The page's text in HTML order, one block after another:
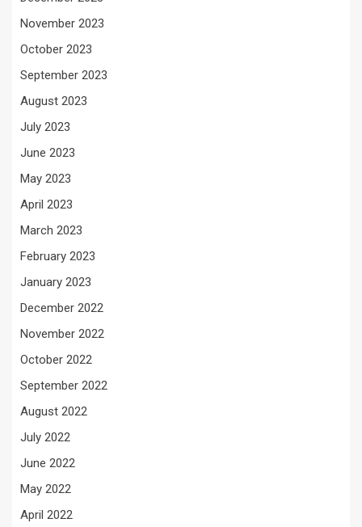
November 2023
October 2023
September 2023
August 2023
July 2023
June 2023
May 2023
April 2023
March 2023
February 2023
January 2023
December 2022
November 2022
October 2022
September 2022
August 2022
July 2022
June 2022
May 2022
April 2022